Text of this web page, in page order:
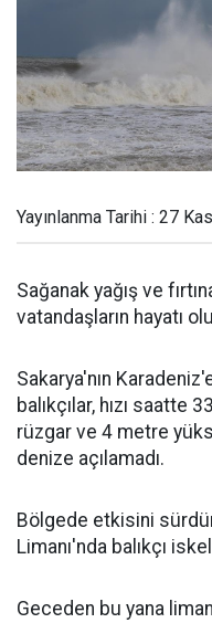
Yayınlanma Tarihi : 27
Sağanak yağış ve
vatandaşların hayatı
Sakarya'nın
balıkçılar, hızı
rüzgar ve 4 metre
denize açılamadı.
Bölgede etkisini
Limanı'nda balıkçı
Geceden bu yana